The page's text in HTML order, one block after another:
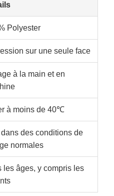
Polyester
sur une seule face
à la main et en
à moins de 40℃
des conditions de
normales
les âges, y compris les